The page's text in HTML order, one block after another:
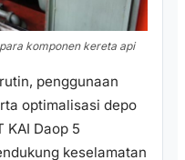
komponen kereta api
penggunaan
optimalisasi depo
KAI Daop 5
keselamatan